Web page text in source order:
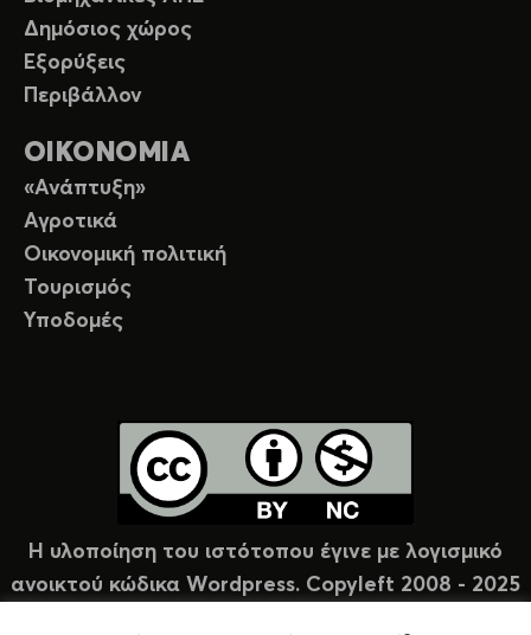
Δημόσιος χώρος
Εξορύξεις
Περιβάλλον
ΟΙΚΟΝΟΜΙΑ
«Ανάπτυξη»
Αγροτικά
Οικονομική πολιτική
Τουρισμός
Υποδομές
Η υλοποίηση του ιστότοπου έγινε με λογισμικό
ανοικτού κώδικα Wordpress. Copyleft 2008 - 2025